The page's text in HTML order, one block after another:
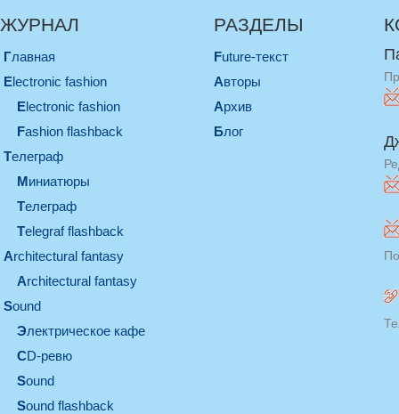
ЖУРНАЛ
Главная
electronic fashion
electronic fashion
Fashion flashback
телеграф
миниатюры
телеграф
Telegraf flashback
architectural fantasy
architectural fantasy
sound
электрическое кафе
CD-ревю
sound
Sound flashback
РАЗДЕЛЫ
Future-текст
Авторы
Архив
Блог